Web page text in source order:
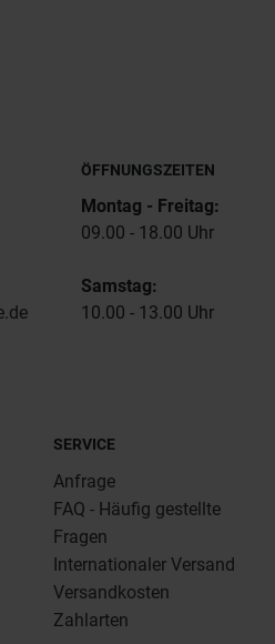
ÖFFNUNGSZEITEN
Montag - Freitag:
09.00 - 18.00 Uhr
Samstag:
10.00 - 13.00 Uhr
SERVICE
Anfrage
FAQ - Häufig gestellte
Fragen
Internationaler Versand
Versandkosten
Zahlarten